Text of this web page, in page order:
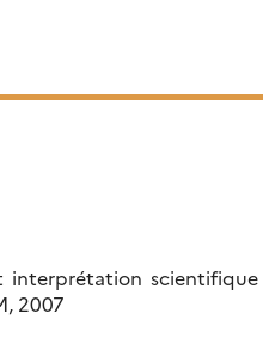
interprétation
2007